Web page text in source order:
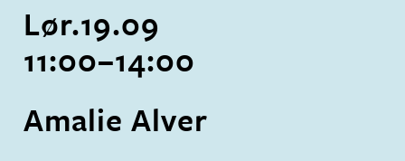
Lør.19.09
11:00–14:00
Amalie Alver